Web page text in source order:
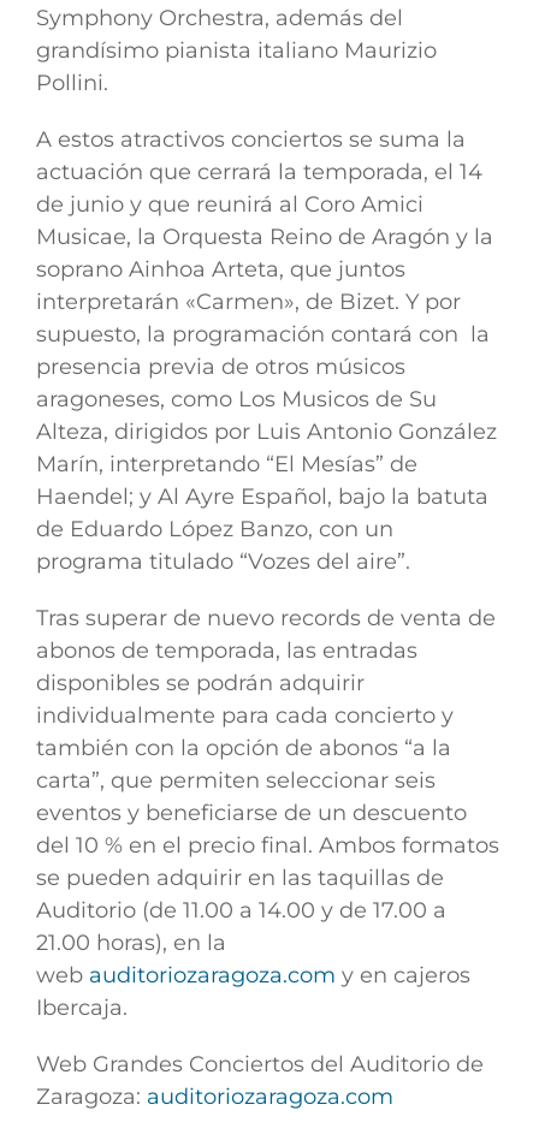
Symphony Orchestra, además del
grandísimo pianista italiano Maurizio
Pollini.
A estos atractivos conciertos se suma la
actuación que cerrará la temporada, el 14
de junio y que reunirá al Coro Amici
Musicae, la Orquesta Reino de Aragón y la
soprano Ainhoa Arteta, que juntos
interpretarán «Carmen», de Bizet. Y por
supuesto, la programación contará con la
presencia previa de otros músicos
aragoneses, como Los Musicos de Su
Alteza, dirigidos por Luis Antonio González
Marín, interpretando “El Mesías” de
Haendel; y Al Ayre Español, bajo la batuta
de Eduardo López Banzo, con un
programa titulado “Vozes del aire”.
Tras superar de nuevo records de venta de
abonos de temporada, las entradas
disponibles se podrán adquirir
individualmente para cada concierto y
también con la opción de abonos “a la
carta”, que permiten seleccionar seis
eventos y beneficiarse de un descuento
del 10 % en el precio final. Ambos formatos
se pueden adquirir en las taquillas de
Auditorio (de 11.00 a 14.00 y de 17.00 a
21.00 horas), en la
web auditoriozaragoza.com y en cajeros
Ibercaja.
Web Grandes Conciertos del Auditorio de
Zaragoza: auditoriozaragoza.com